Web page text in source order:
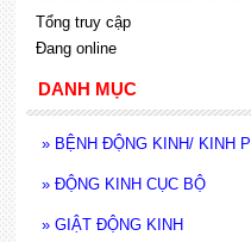
Tổng truy cập
Đang online
DANH MỤC
» BỆNH ĐỘNG KINH/ KINH
» ĐỘNG KINH CỤC BỘ
» GIẬT ĐỘNG KINH